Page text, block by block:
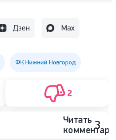
Дзен Max
ФК Нижний Новгород
2
Читать 3